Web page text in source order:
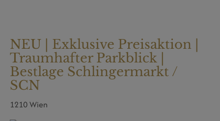
NEU | Exklusive Preisaktion |
Traumhafter Parkblick |
Bestlage Schlingermarkt /
SCN
1210 Wien